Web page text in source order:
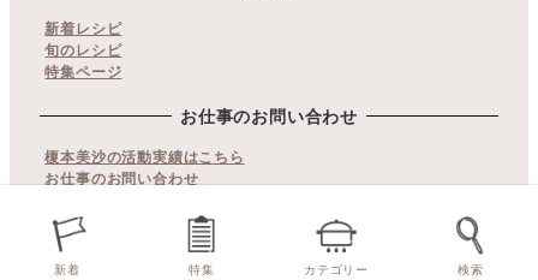
新着レシピ
旬のレシピ
特集ページ
お仕事のお問い合わせ
榎本美沙の活動実績はこちら
お仕事のお問い合わせ
copyrights© ふたりごはん. All Rights Reserved.
当サイト内の文章・画像等の無断転載及び複製などの行為はご
遠慮ください。
新着 特集 カテゴリー 検索